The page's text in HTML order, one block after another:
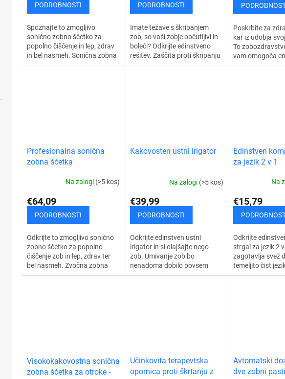
PODROBNOSTI
Spoznajte to zmogljivo
sonično zobno ščetko za
popolno čiščenje in lep, zdrav
in bel nasmeh. Sonična zobna
ščetka odlično očisti zobe,
PODROBNOSTI
Imate težave s škripanjem
zob, so vaši zobje občutljivi in
boleči? Odkrijte edinstveno
rešitev. Zaščita proti škripanju
zob je prozorna naprava, ki
Poskrbite za
kar iz udobja
To
vam omogoča
preverjanje tudi
Profesionalna sonična
zobna ščetka
Na zalogi (>5 kos)
€64,09
PODROBNOSTI
Odkrijte to zmogljivo sonično
zobno ščetko za popolno
čiščenje zob in lep, zdrav ter
bel nasmeh. Zvočna zobna
ščetka odlično očisti vaše
Kakovosten ustni irigator
Na zalogi (>5 kos)
€39,99
PODROBNOSTI
Odkrijte edinstven ustni
irigator in si olajšajte nego
zob. Umivanje zob bo
nenadoma dobilo povsem
novo dimenzijo in uživali boste
Edinstven
za jezik 2 v 1
Na
€15,79
Odkrijte
strgal za jezik 2
zagotavlja svež
temeljito čist
Izjemno
Visokokakovostna sonična
zobna ščetka za otroke -
Učinkovita terapevtska
opornica proti škrtanju z
Avtomatski
dve zobni pasti